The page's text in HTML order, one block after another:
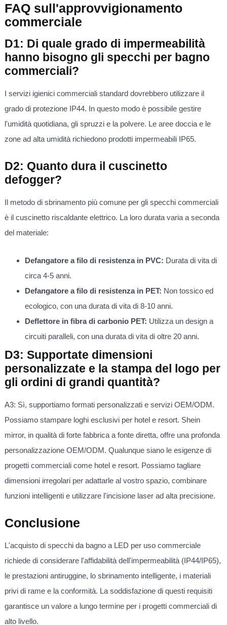
FAQ sull'approvvigionamento
commerciale
D1: Di quale grado di impermeabilità
hanno bisogno gli specchi per bagno
commerciali?
I servizi igienici commerciali standard dovrebbero utilizzare il
grado di protezione IP44. In questo modo è possibile gestire
l'umidità quotidiana, gli spruzzi e la polvere. Le aree doccia e le
zone ad alta umidità richiedono prodotti impermeabili IP65.
D2: Quanto dura il cuscinetto
defogger?
Il metodo di sbrinamento più comune per gli specchi commerciali
è il cuscinetto riscaldante elettrico. La loro durata varia a seconda
del materiale:
Defangatore a filo di resistenza in PVC: Durata di vita di
circa 4-5 anni.
Defangatore a filo di resistenza in PET: Non tossico ed
ecologico, con una durata di vita di 8-10 anni.
Deflettore in fibra di carbonio PET: Utilizza un design a
circuiti paralleli, con una durata di vita di oltre 20 anni.
D3: Supportate dimensioni
personalizzate e la stampa del logo per
gli ordini di grandi quantità?
A3: Sì, supportiamo formati personalizzati e servizi OEM/ODM.
Possiamo stampare loghi esclusivi per hotel e resort. Shein
mirror, in qualità di forte fabbrica a fonte diretta, offre una profonda
personalizzazione OEM/ODM. Qualunque siano le esigenze di
progetti commerciali come hotel e resort. Possiamo tagliare
dimensioni irregolari per adattarle al vostro spazio, combinare
funzioni intelligenti e utilizzare l'incisione laser ad alta precisione.
Conclusione
L'acquisto di specchi da bagno a LED per uso commerciale
richiede di considerare l'affidabilità dell'impermeabilità (IP44/IP65),
le prestazioni antiruggine, lo sbrinamento intelligente, i materiali
privi di rame e la conformità. La soddisfazione di questi requisiti
garantisce un valore a lungo termine per i progetti commerciali di
alto livello.